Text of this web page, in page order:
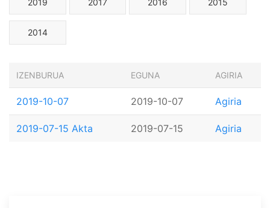
2019 2017 2016 2015
2014
IZENBURUA EGUNA AGIRIA
2019-10-07 2019-10-07 Agiria
2019-07-15 Akta 2019-07-15 Agiria